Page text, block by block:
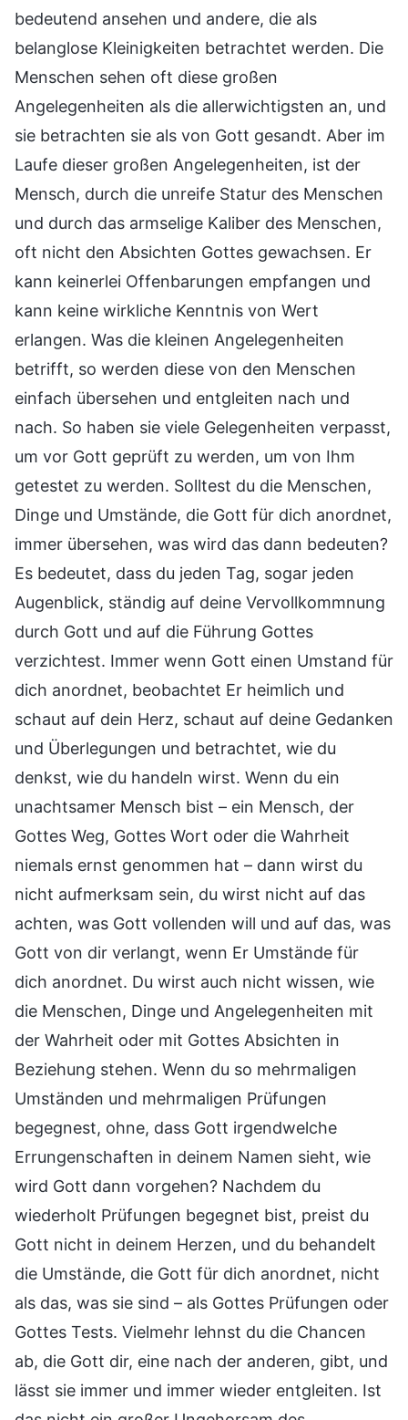
bedeutend ansehen und andere, die als
belanglose Kleinigkeiten betrachtet werden. Die
Menschen sehen oft diese großen
Angelegenheiten als die allerwichtigsten an, und
sie betrachten sie als von Gott gesandt. Aber im
Laufe dieser großen Angelegenheiten, ist der
Mensch, durch die unreife Statur des Menschen
und durch das armselige Kaliber des Menschen,
oft nicht den Absichten Gottes gewachsen. Er
kann keinerlei Offenbarungen empfangen und
kann keine wirkliche Kenntnis von Wert
erlangen. Was die kleinen Angelegenheiten
betrifft, so werden diese von den Menschen
einfach übersehen und entgleiten nach und
nach. So haben sie viele Gelegenheiten verpasst,
um vor Gott geprüft zu werden, um von Ihm
getestet zu werden. Solltest du die Menschen,
Dinge und Umstände, die Gott für dich anordnet,
immer übersehen, was wird das dann bedeuten?
Es bedeutet, dass du jeden Tag, sogar jeden
Augenblick, ständig auf deine Vervollkommnung
durch Gott und auf die Führung Gottes
verzichtest. Immer wenn Gott einen Umstand für
dich anordnet, beobachtet Er heimlich und
schaut auf dein Herz, schaut auf deine Gedanken
und Überlegungen und betrachtet, wie du
denkst, wie du handeln wirst. Wenn du ein
unachtsamer Mensch bist – ein Mensch, der
Gottes Weg, Gottes Wort oder die Wahrheit
niemals ernst genommen hat – dann wirst du
nicht aufmerksam sein, du wirst nicht auf das
achten, was Gott vollenden will und auf das, was
Gott von dir verlangt, wenn Er Umstände für
dich anordnet. Du wirst auch nicht wissen, wie
die Menschen, Dinge und Angelegenheiten mit
der Wahrheit oder mit Gottes Absichten in
Beziehung stehen. Wenn du so mehrmaligen
Umständen und mehrmaligen Prüfungen
begegnest, ohne, dass Gott irgendwelche
Errungenschaften in deinem Namen sieht, wie
wird Gott dann vorgehen? Nachdem du
wiederholt Prüfungen begegnet bist, preist du
Gott nicht in deinem Herzen, und du behandelt
die Umstände, die Gott für dich anordnet, nicht
als das, was sie sind – als Gottes Prüfungen oder
Gottes Tests. Vielmehr lehnst du die Chancen
ab, die Gott dir, eine nach der anderen, gibt, und
lässt sie immer und immer wieder entgleiten. Ist